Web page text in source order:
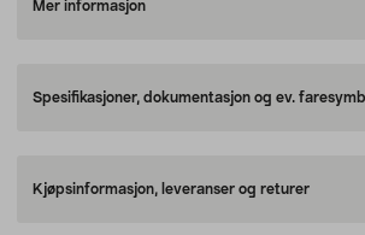
Mer informasjon
Spesifikasjoner, dokumentasjon og ev.
Kjøpsinformasjon, leveranser og returer